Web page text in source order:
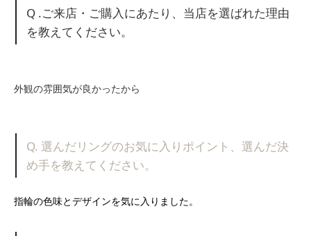
Q .ご来店・ご購入にあたり、当店を選ばれた理由
を教えてください。
外観の雰囲気が良かったから
Q. 選んだリングのお気に入りポイント、選んだ決
め手を教えてください。
指輪の色味とデザインを気に入りました。